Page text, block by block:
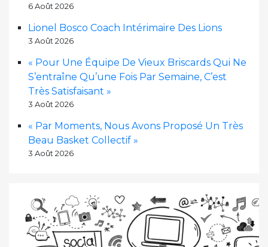
6 Août 2026
Lionel Bosco Coach Intérimaire Des Lions
3 Août 2026
« Pour Une Équipe De Vieux Briscards Qui Ne
S’entraîne Qu’une Fois Par Semaine, C’est
Très Satisfaisant »
3 Août 2026
« Par Moments, Nous Avons Proposé Un Très
Beau Basket Collectif »
3 Août 2026